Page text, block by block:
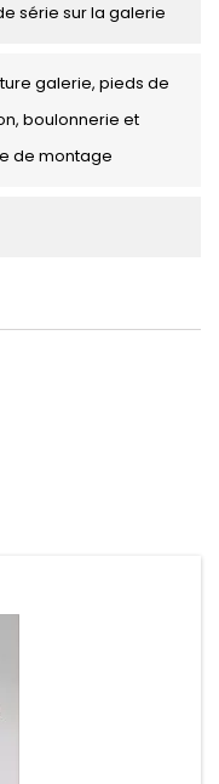
série sur la galerie
galerie, pieds de
boulonnerie et
de montage